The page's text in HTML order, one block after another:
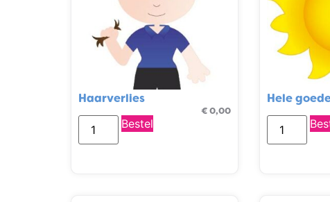
Haarverlies
€0,00
Bestel
Hele